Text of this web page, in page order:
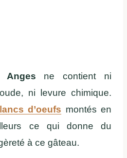
Anges ne contient ni
ni levure chimique.
d’oeufs montés en
ce qui donne du
à ce gâteau.